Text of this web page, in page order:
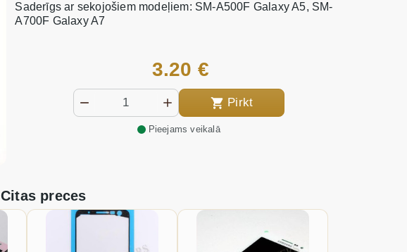
3.20 €
Pirkt
Pieejams veikalā
Saderīgs ar sekojošiem modeļiem: SM-A500F Galaxy A5, SM-
A700F Galaxy A7
Citas preces